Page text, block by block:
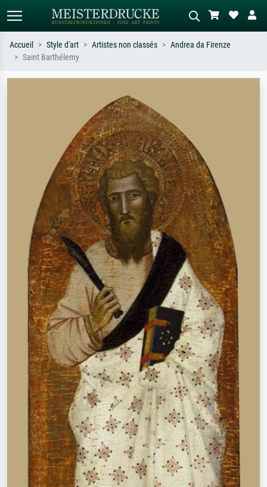
impressionnisme, vague de Hokusai,
tableau sombre, nu debout près d'un
Accueil Style d'art Artistes non classés
Andrea da Firenze
Saint Barthélemy